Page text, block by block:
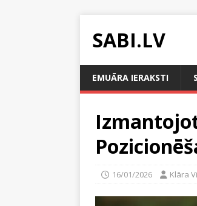
SABI.LV
EMUĀRA IERAKSTI
16/01/2026 Klāra